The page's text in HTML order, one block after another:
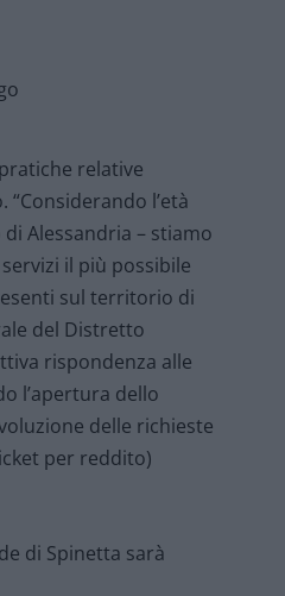
relative
l’età
Alessandria – stiamo
il più possibile
sul territorio di
del Distretto
rispondenza alle
l’apertura dello
delle richieste
per reddito)
di Spinetta sarà